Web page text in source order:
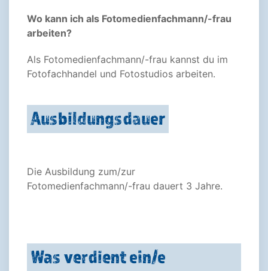
Wo kann ich als Fotomedienfachmann/-frau
arbeiten?
Als Fotomedienfachmann/-frau kannst du im
Fotofachhandel und Fotostudios arbeiten.
Ausbildungsdauer
Die Ausbildung zum/zur
Fotomedienfachmann/-frau dauert 3 Jahre.
Was verdient ein/e